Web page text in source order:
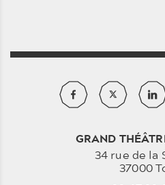
GRAND
34 rue de la
37000